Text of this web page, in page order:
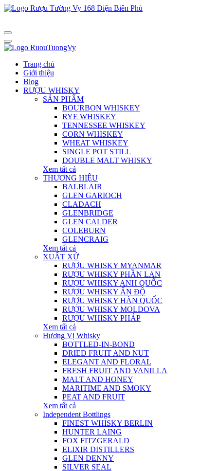
Trang chủ
Giới thiệu
Blog
RƯỢU WHISKY
SẢN PHẨM
BOURBON WHISKEY
RYE WHISKEY
TENNESSEE WHISKEY
CORN WHISKEY
WHEAT WHISKEY
SINGLE POT STILL
DOUBLE MALT WHISKY
Xem tất cả
THƯƠNG HIỆU
BALBLAIR
GLEN GARIOCH
CLADACH
GLENBRIDGE
GLEN CALDER
COLEBURN
GLENCRAIG
Xem tất cả
XUẤT XỨ
RƯỢU WHISKY MYANMAR
RƯỢU WHISKY PHẦN LAN
RƯỢU WHISKY ANH QUỐC
RƯỢU WHISKY ẤN ĐỘ
RƯỢU WHISKY HÀN QUỐC
RƯỢU WHISKY MOLDOVA
RƯỢU WHISKY PHÁP
Xem tất cả
Hương Vị Whisky
BOTTLED-IN-BOND
DRIED FRUIT AND NUT
ELEGANT AND FLORAL
FRESH FRUIT AND VANILLA
MALT AND HONEY
MARITIME AND SMOKY
PEAT AND FRUIT
Xem tất cả
Independent Bottlings
FINEST WHISKY BERLIN
HUNTER LAING
FOX FITZGERALD
ELIXIR DISTILLERS
GLEN DENNY
SILVER SEAL